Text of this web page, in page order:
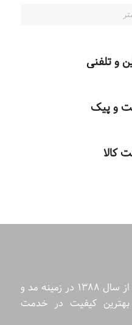
و تلفنی
و پیک
کالا
قلم فلزی با شروع فعالیت خود از سال 1388 در زمینه مد و
کیفیت در خدمت